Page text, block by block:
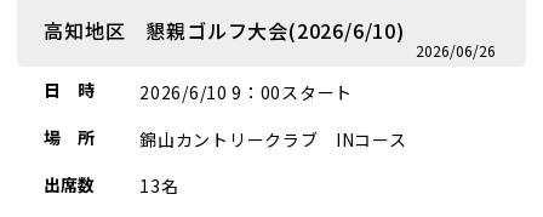
高知地区 懇親ゴルフ大会(2026/6/10)
2026/06/26
日 時
2026/6/10 9：00スタート
場 所
錦山カントリークラブ INコース
出席数
13名